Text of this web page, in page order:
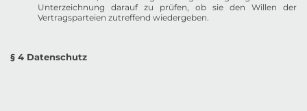
Unterzeichnung darauf zu prüfen, ob sie den Willen der
Vertragsparteien zutreffend wiedergeben.
§ 4 Datenschutz